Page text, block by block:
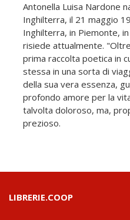
Antonella Luisa Nardone
Inghilterra, il 21 maggio
Inghilterra, in Piemonte,
risiede attualmente.
prima raccolta poetica in
stessa in una sorta di
della sua vera essenza,
profondo amore per la
talvolta doloroso, ma,
prezioso.
LIBRERIE.COOP